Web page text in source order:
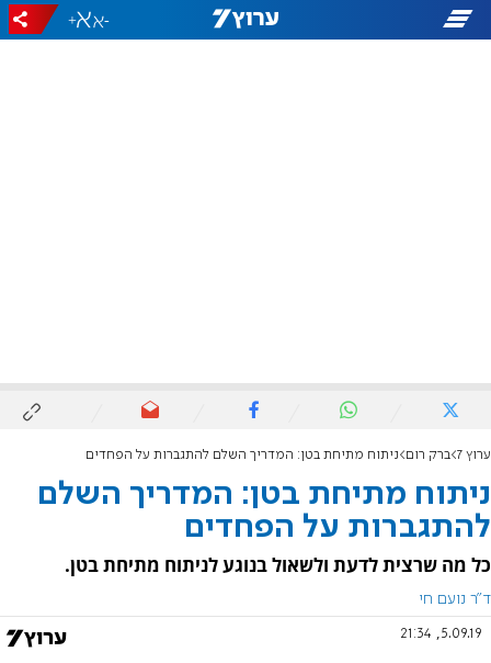
-
+
ערוץ 7 ברק רום ניתוח מתיחת בטן: המדריך השלם להתגברות על הפחדים
ניתוח מתיחת בטן: המדריך השלם
להתגברות על הפחדים
כל מה שרצית לדעת ולשאול בנוגע לניתוח מתיחת בטן.
ד"ר נועם חי
5.09.19, 21:34